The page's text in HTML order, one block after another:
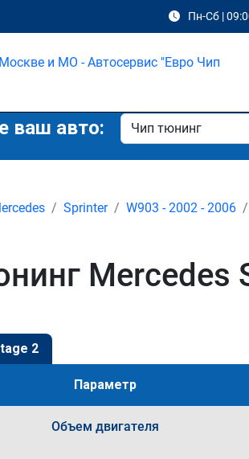
Пн-Сб |
ваш авто:
Sprinter W903 - 2002 - 2006
Mercedes
2
Параметр
Объем двигателя